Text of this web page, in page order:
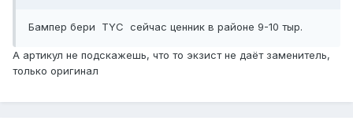
Бампер бери TYC сейчас ценник в районе 9-10 тыр.
А артикул не подскажешь, что то экзист не даёт заменитель,
только оригинал